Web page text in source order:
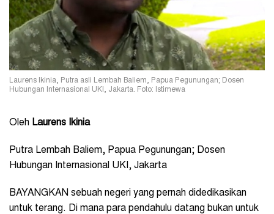
Laurens Ikinia, Putra asli Lembah Baliem, Papua Pegunungan; Dosen
Hubungan Internasional UKI, Jakarta. Foto: Istimewa
Oleh Laurens Ikinia
Putra Lembah Baliem, Papua Pegunungan; Dosen
Hubungan Internasional UKI, Jakarta
BAYANGKAN sebuah negeri yang pernah didedikasikan
untuk terang. Di mana para pendahulu datang bukan untuk